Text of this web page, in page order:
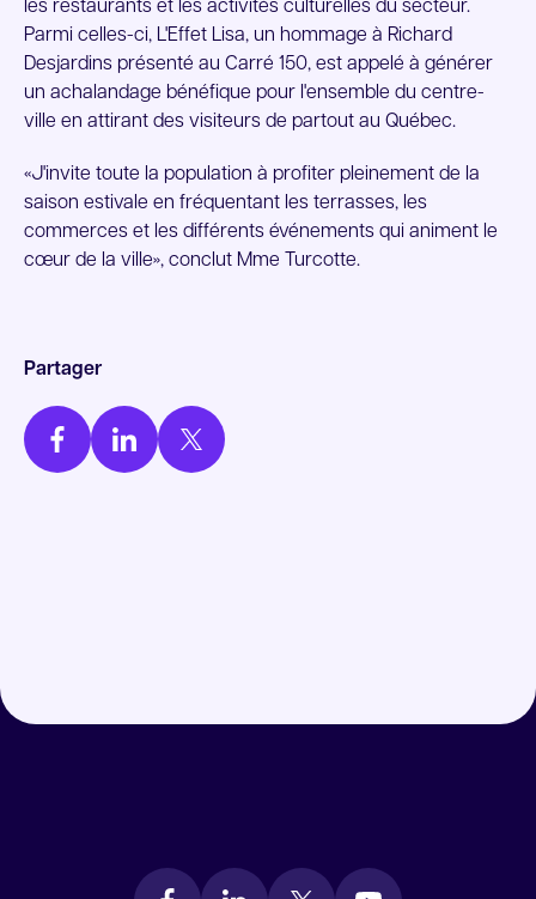
les restaurants et les activités culturelles du secteur.
Parmi celles-ci, L'Effet Lisa, un hommage à Richard
Desjardins présenté au Carré 150, est appelé à générer
un achalandage bénéfique pour l'ensemble du centre-
ville en attirant des visiteurs de partout au Québec.
«J'invite toute la population à profiter pleinement de la
saison estivale en fréquentant les terrasses, les
commerces et les différents événements qui animent le
cœur de la ville», conclut Mme Turcotte.
Partager